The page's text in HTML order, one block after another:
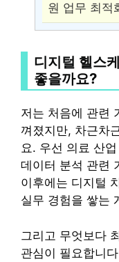
원 업무 최적
디지털 헬스
좋을까요?
저는 처음에 관련
껴졌지만, 차근차
요. 우선 의료 산
데이터 분석 관련
이후에는 디지털
실무 경험을 쌓는
그리고 무엇보다
관심이 필요합니